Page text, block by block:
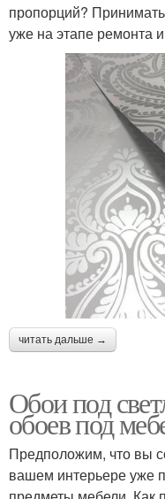
пропорций?
уже на этапе ремонта и
читать дальше →
Обои под
обоев под
Предположим, что вы
вашем интерьере уже